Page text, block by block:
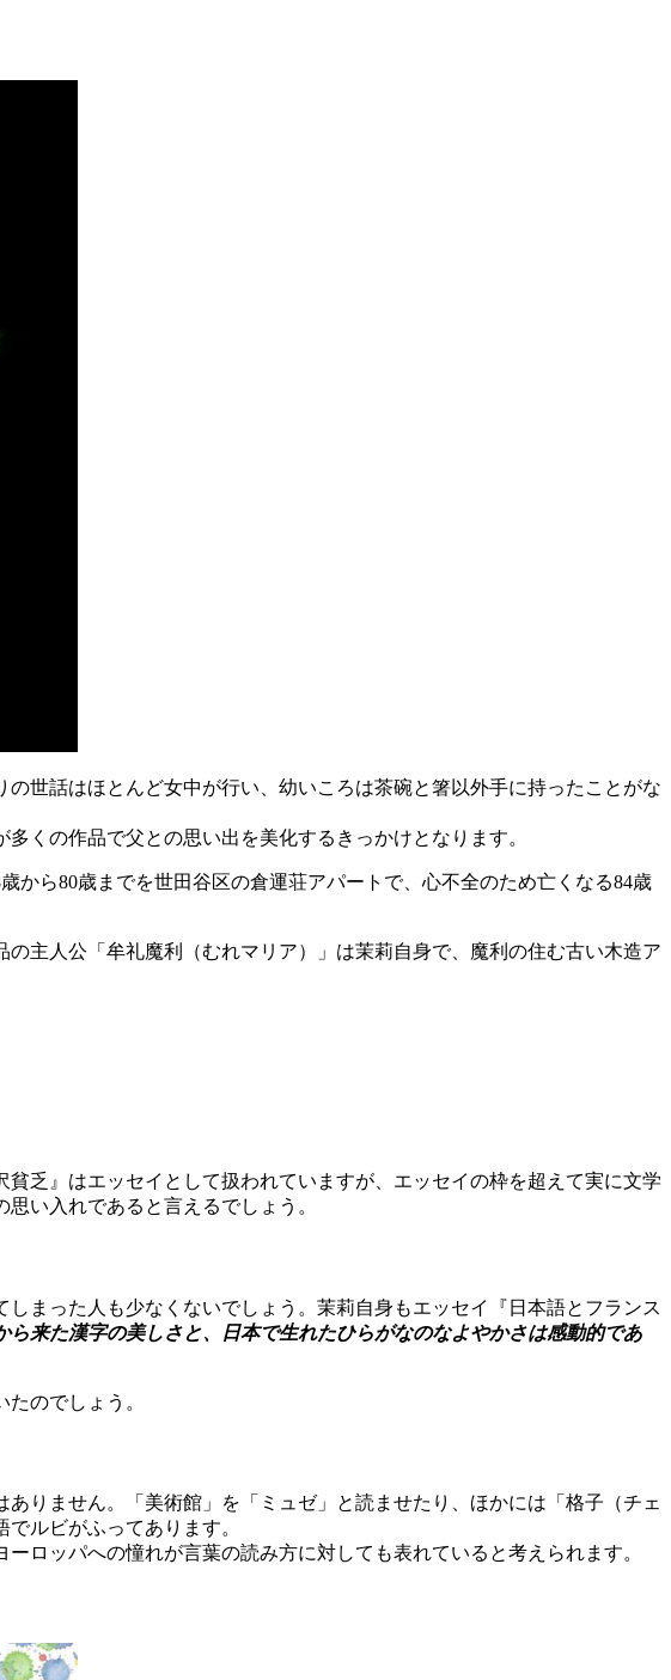
世話はほとんど女中が行い、幼いころは茶碗と箸以外手に持ったことがな
くの作品で父との思い出を美化するきっかけとなります。
から80歳までを世田谷区の倉運荘アパートで、心不全のため亡くなる84歳
主人公「牟礼魔利（むれマリア）」は茉莉自身で、魔利の住む古い木造ア
乏』はエッセイとして扱われていますが、エッセイの枠を超えて実に文学
い入れであると言えるでしょう。
まった人も少なくないでしょう。茉莉自身もエッセイ『日本語とフランス
ら来た漢字の美しさと、日本で生れたひらがなのなよやかさは感動的であ
のでしょう。
りません。「美術館」を「ミュゼ」と読ませたり、ほかには「格子（チェ
ルビがふってあります。
ーロッパへの憧れが言葉の読み方に対しても表れていると考えられます。